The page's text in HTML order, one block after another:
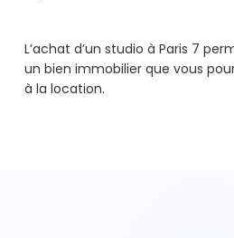
L’achat d’un studio à Paris 7
un bien immobilier que vous
à la location.